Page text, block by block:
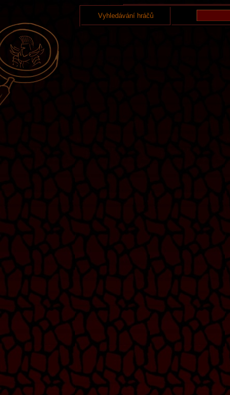
Vyhledávání hráčů